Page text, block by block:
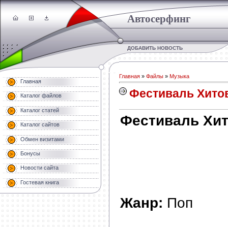
Автосерфинг
ДОБАВИТЬ НОВОСТЬ
Главная
Каталог файлов
Каталог статей
Каталог сайтов
Обмен визитами
Бонусы
Новости сайта
Гостевая книга
Главная » Файлы » Музыка
Фестиваль
Фестиваль
Жанр: Поп